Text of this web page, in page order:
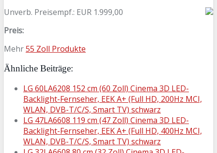
Unverb. Preisempf.: EUR 1.999,00
Preis:
Mehr55 Zoll Produkte
Ähnliche Beiträge:
LG 60LA6208 152 cm (60 Zoll) Cinema 3D LED-
Backlight-Fernseher, EEK A+ (Full HD, 200Hz MCI,
WLAN, DVB-T/C/S, Smart TV) schwarz
LG 47LA6608 119 cm (47 Zoll) Cinema 3D LED-
Backlight-Fernseher, EEK A+ (Full HD, 400Hz MCI,
WLAN, DVB-T/C/S, Smart TV) schwarz